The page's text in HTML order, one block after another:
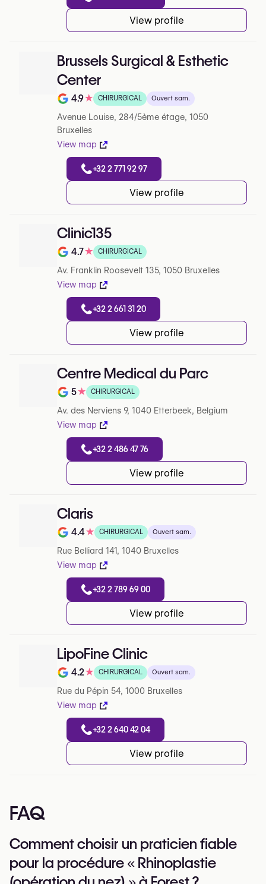
View profile
Brussels Surgical & Esthetic
Center
Note de 4.9 sur 5 sur Google
4.9★ CHIRURGICAL Ouvert sam.
Avenue Louise, 284/5ème étage, 1050
Bruxelles
View map
+32 2 771 92 97
View profile
Clinic135
Note de 4.7 sur 5 sur Google
4.7★ CHIRURGICAL
Av. Franklin Roosevelt 135, 1050 Bruxelles
View map
+32 2 661 31 20
View profile
Centre Medical du Parc
Note de 5 sur 5 sur Google
5★ CHIRURGICAL
Av. des Nerviens 9, 1040 Etterbeek, Belgium
View map
+32 2 486 47 76
View profile
Claris
Note de 4.4 sur 5 sur Google
4.4★ CHIRURGICAL Ouvert sam.
Rue Belliard 141, 1040 Bruxelles
View map
+32 2 789 69 00
View profile
LipoFine Clinic
Note de 4.2 sur 5 sur Google
4.2★ CHIRURGICAL Ouvert sam.
Rue du Pépin 54, 1000 Bruxelles
View map
+32 2 640 42 04
View profile
FAQ
Comment choisir un praticien fiable
pour la procédure « Rhinoplastie